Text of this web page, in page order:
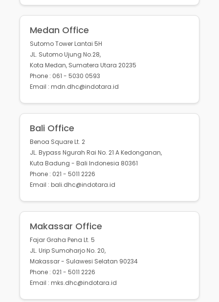
Medan Office
Sutomo Tower Lantai 5H
JL. Sutomo Ujung No.28,
Kota Medan, Sumatera Utara 20235
Phone : 061 - 5030 0593
Email : mdn.dhc@indotara.id
Bali Office
Benoa Square Lt. 2
JL. Bypass Ngurah Rai No. 21 A Kedonganan,
Kuta Badung - Bali Indonesia 80361
Phone : 021 - 5011 2226
Email : bali.dhc@indotara.id
Makassar Office
Fajar Graha Pena Lt. 5
JL. Urip Sumoharjo No. 20,
Makassar - Sulawesi Selatan 90234
Phone : 021 - 5011 2226
Email : mks.dhc@indotara.id